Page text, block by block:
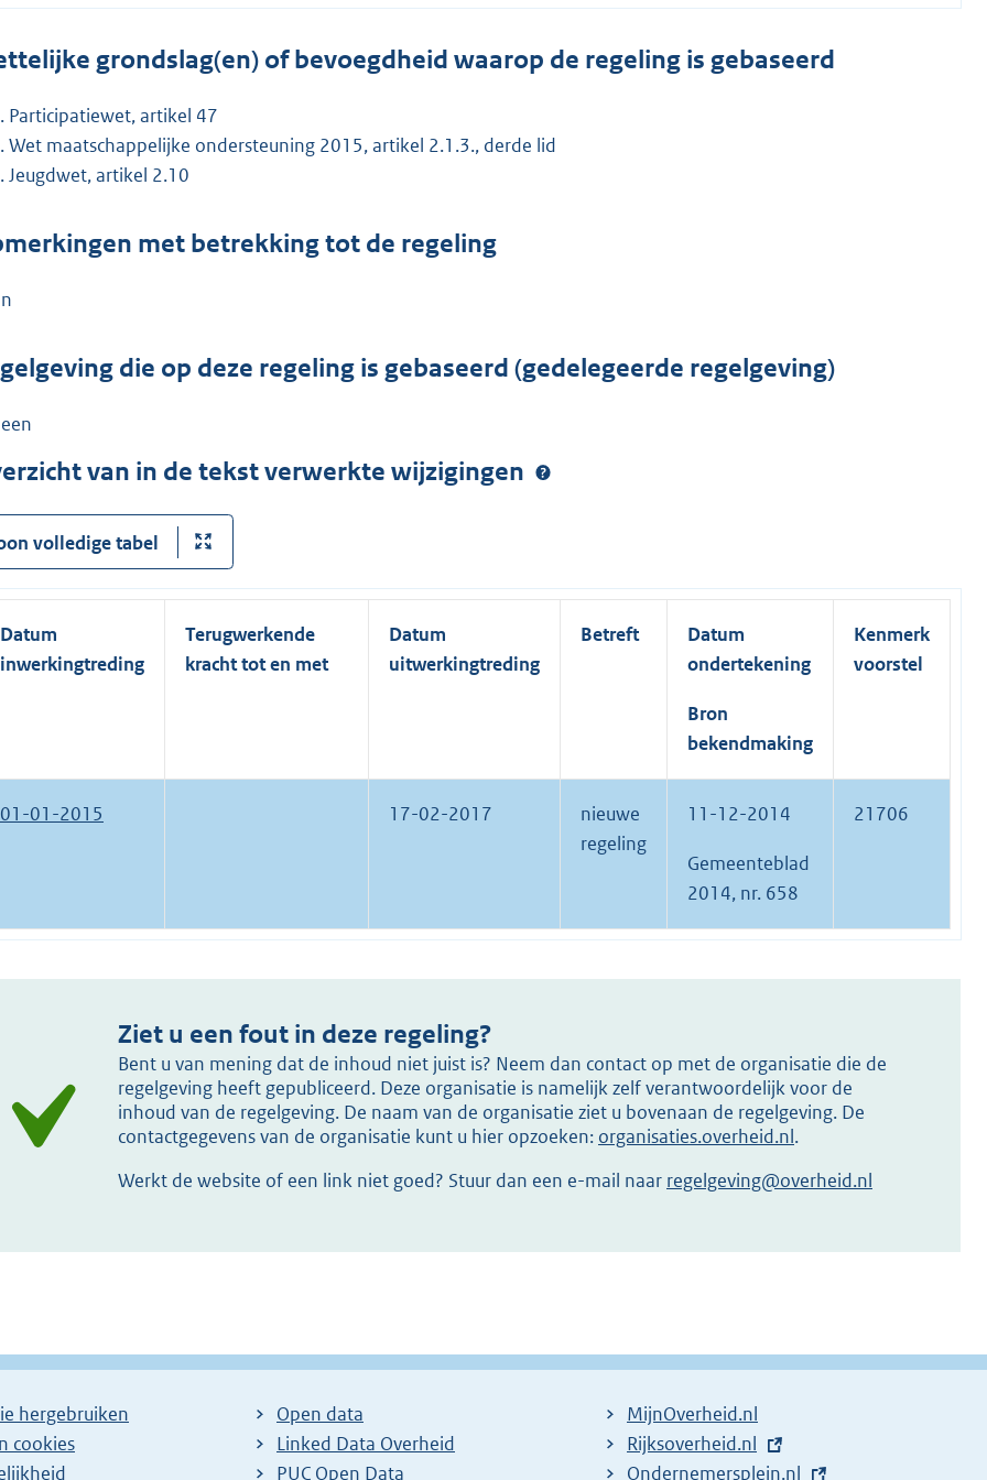
grondslag(en) of bevoegdheid waarop de regeling is gebaseerd
Participatiewet, artikel 47
Wet maatschappelijke ondersteuning 2015, artikel 2.1.3., derde lid
Jeugdwet, artikel 2.10
met betrekking tot de regeling
die op deze regeling is gebaseerd (gedelegeerde regelgeving)
van in de tekst verwerkte wijzigingen
volledige tabel
Datum
inwerkingtreding
Terugwerkende
kracht tot en met
Datum
uitwerkingtreding
Betreft
Datum
ondertekening
Bron
bekendmaking
Kenmerk
voorstel
01-01-2015 17-02-2017
nieuwe
regeling
11-12-2014
Gemeenteblad
2014, nr. 658
21706
Ziet u een fout in deze regeling?
Bent u van mening dat de inhoud niet juist is? Neem dan contact op met de organisatie die de
regelgeving heeft gepubliceerd. Deze organisatie is namelijk zelf verantwoordelijk voor de
inhoud van de regelgeving. De naam van de organisatie ziet u bovenaan de regelgeving. De
contactgegevens van de organisatie kunt u hier opzoeken: organisaties.overheid.nl.
Werkt de website of een link niet goed? Stuur dan een e-mail naar regelgeving@overheid.nl
hergebruiken
cookies
Open data
Linked Data Overheid
PUC Open Data
MijnOverheid.nl
E
x
Rijksoverheid.nl
E
Ondernemersplein.nl